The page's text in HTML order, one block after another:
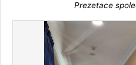
Prezetace